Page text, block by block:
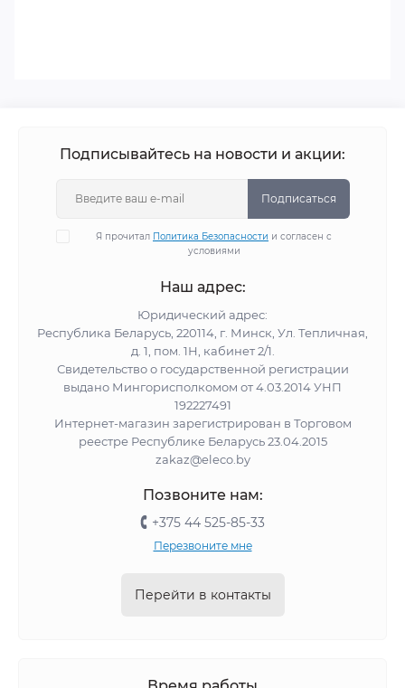
Подписывайтесь на новости и акции:
Подписаться
Я прочитал Политика Безопасности и согласен с
условиями
Наш адрес:
Юридический адрес:
Республика Беларусь, 220114, г. Минск, Ул. Тепличная,
д. 1, пом. 1Н, кабинет 2/1.
Свидетельство о государственной регистрации
выдано Мингорисполкомом от 4.03.2014 УНП
192227491
Интернет-магазин зарегистрирован в Торговом
реестре Республике Беларусь 23.04.2015
zakaz@eleco.by
Позвоните нам:
+375 44 525-85-33
Перезвоните мне
Перейти в контакты